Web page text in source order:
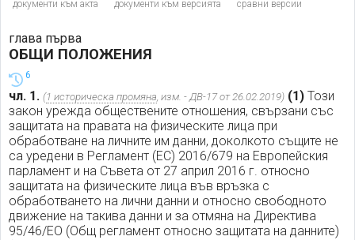
документи към акта документи към версията сравни версии
глава първа
ОБЩИ ПОЛОЖЕНИЯ
6
чл. 1. (1 историческа промяна, изм. - ДВ-17 от 26.02.2019) (1) Този
закон урежда обществените отношения, свързани със
защитата на правата на физическите лица при
обработване на личните им данни, доколкото същите не
са уредени в Регламент (ЕС) 2016/679 на Европейския
парламент и на Съвета от 27 април 2016 г. относно
защитата на физическите лица във връзка с
обработването на лични данни и относно свободното
движение на такива данни и за отмяна на Директива
95/46/ЕО (Общ регламент относно защитата на данните)